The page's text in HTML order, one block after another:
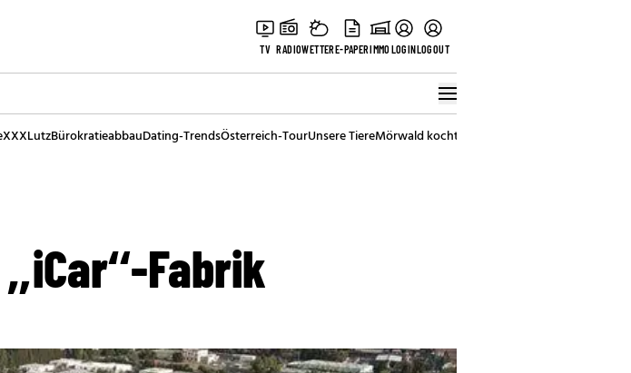
TV RADIOWETTERE-PAPERIMMOLOGINLOGOUT
XXXLutzBürokratieabbauDating-TrendsÖsterreich-TourUnsere TiereMörwald kocht
Fabrik